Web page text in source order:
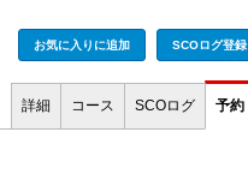
お気に入りに追加 SCOログ登録
詳細 コース SCOログ 予約